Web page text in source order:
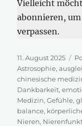
Vielleicht
abonnieren,
verpassen.
Veröffentlicht
am
11. August 2025
Astrosophie,
chinesische
Dankbarkeit,
Medizin,Gefühle,
balance,
Nieren,